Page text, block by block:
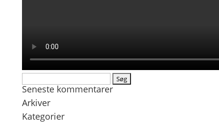
efter:
Seneste kommentarer
Arkiver
Kategorier